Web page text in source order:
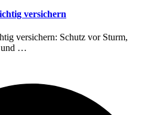
versichern
versichern: Schutz vor Sturm,
und …